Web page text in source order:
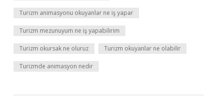
Turizm animasyonu okuyanlar ne iş yapar
Turizm mezunuyum ne iş yapabilirim
Turizm okursak ne oluruz Turizm okuyanlar ne olabilir
Turizmde animasyon nedir